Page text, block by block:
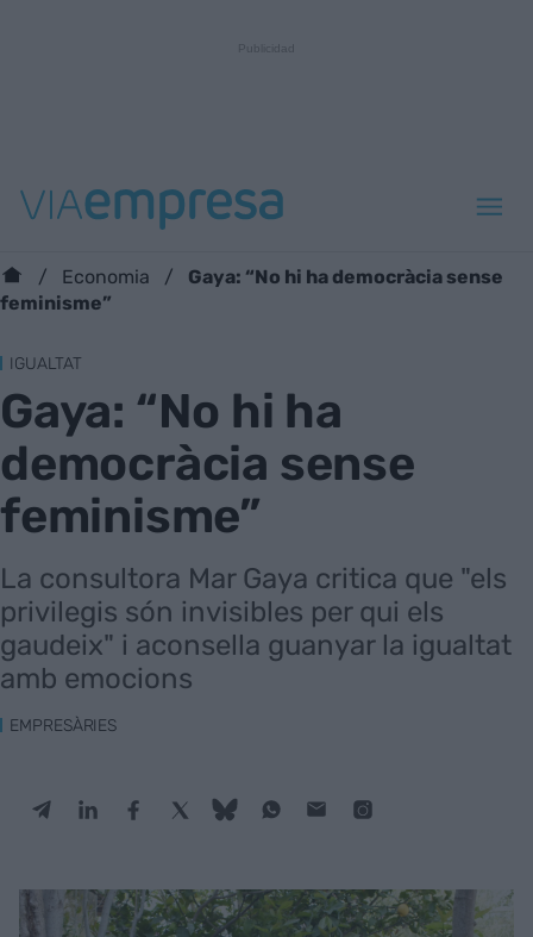
Economia
Gaya: “No hi ha democràcia sense
feminisme”
IGUALTAT
Gaya: “No hi ha
democràcia sense
feminisme”
La consultora Mar Gaya critica que "els
privilegis són invisibles per qui els
gaudeix" i aconsella guanyar la igualtat
amb emocions
EMPRESÀRIES